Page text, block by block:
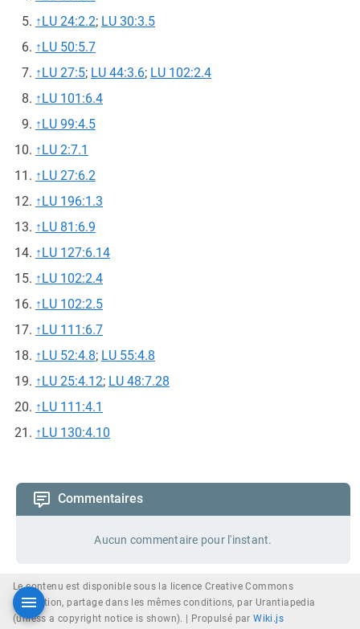
↑LU 24:2.2; LU 30:3.5
↑LU 50:5.7
↑LU 27:5; LU 44:3.6; LU 102:2.4
↑LU 101:6.4
↑LU 99:4.5
↑LU 2:7.1
↑LU 27:6.2
↑LU 196:1.3
↑LU 81:6.9
↑LU 127:6.14
↑LU 102:2.4
↑LU 102:2.5
↑LU 111:6.7
↑LU 52:4.8; LU 55:4.8
↑LU 25:4.12; LU 48:7.28
↑LU 111:4.1
↑LU 130:4.10
Commentaires
Aucun commentaire pour l'instant.
Le contenu est disponible sous la licence Creative Commons
attribution, partage dans les mêmes conditions, par Urantiapedia
(unless a copyright notice is shown). |
Propulsé parWiki.js